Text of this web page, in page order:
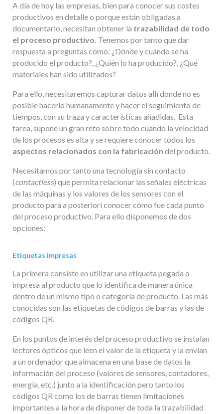
A día de hoy las empresas, bien para conocer sus costes
productivos en detalle o porque están obligadas a
documentarlo, necesitan obtener la trazabilidad de todo
el proceso productivo. Tenemos por tanto que dar
respuesta a preguntas como: ¿Dónde y cuándo se ha
producido el producto?, ¿Quién lo ha producido?, ¿Qué
materiales han sido utilizados?
Para ello, necesitaremos capturar datos allí donde no es
posible hacerlo humanamente y hacer el seguimiento de
tiempos, con su traza y características añadidas. Esta
tarea, supone un gran reto sobre todo cuando la velocidad
de los procesos es alta y se requiere conocer todos los
aspectos relacionados con la fabricación del producto.
Necesitamos por tanto una tecnología sin contacto
(contactless) que permita relacionar las señales eléctricas
de las máquinas y los valores de los sensores con el
producto para a posteriori conocer cómo fue cada punto
del proceso productivo. Para ello disponemos de dos
opciones:
Etiquetas impresas
La primera consiste en utilizar una etiqueta pegada o
impresa al producto que lo identifica de manera única
dentro de un mismo tipo o categoría de producto. Las más
conocidas son las etiquetas de códigos de barras y las de
códigos QR.
En los puntos de interés del proceso productivo se instalan
lectores ópticos que leen el valor de la etiqueta y la envían
a un ordenador que almacena en una base de datos la
información del proceso (valores de sensores, contadores,
energía, etc.) junto a la identificación pero tanto los
códigos QR como los de barras tienen limitaciones
importantes a la hora de disponer de toda la trazabilidad